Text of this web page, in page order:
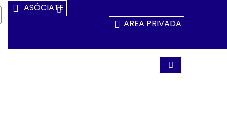
Ir
Al
ASÓCIATE
AREA PRIVADA